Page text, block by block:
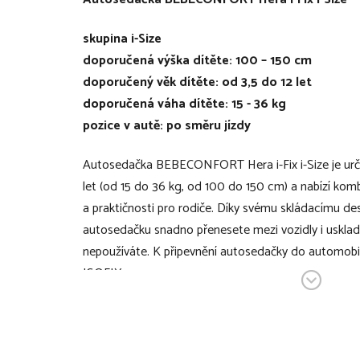
skupina i-Size
doporučená výška dítěte: 100 – 150 cm
doporučený věk dítěte: od 3,5 do 12 let
doporučená váha dítěte: 15 - 36 kg
pozice v autě: po směru jízdy
Autosedačka BEBECONFORT Hera i-Fix i-Size je
let (od 15 do 36 kg, od 100 do 150 cm) a nabízí
a praktičnosti pro rodiče. Díky svému skládacímu
autosedačku snadno přenesete mezi vozidly i
nepoužíváte. K připevnění autosedačky do
ISOFIX.